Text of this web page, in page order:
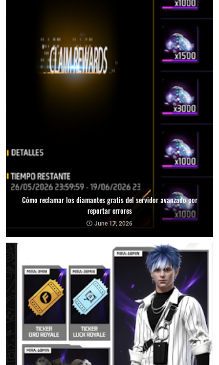
Cómo reclamar los diamantes gratis del servidor avanzado por
reportar errores
June 17, 2026